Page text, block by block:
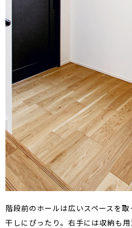
階段前のホールは広いスペースを
干しにぴったり。右手には収納も用